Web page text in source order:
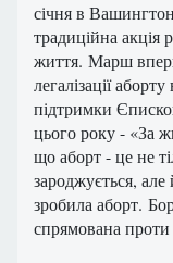
січня в
традиційна акція
життя. Марш
легалізації
підтримки
цього року - «За
що аборт - це не
зароджується,
зробила аборт.
спрямована